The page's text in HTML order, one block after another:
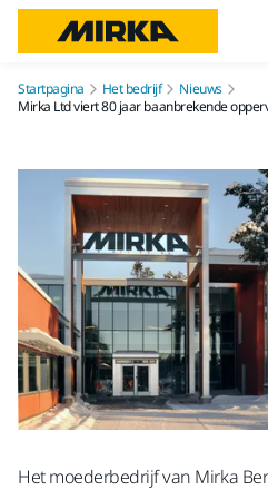
Startpagina Het bedrijf
Nieuws
Mirka Ltd viert 80 jaar baanbrekende
Het moederbedrijf van Mirka